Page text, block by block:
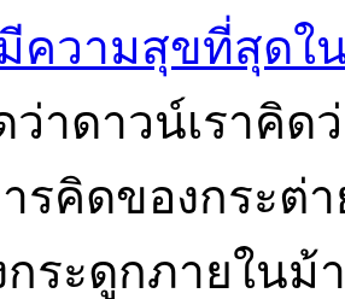
ความสุขที่สุดใ
ว่าดาวน์เราคิ
ารคิดของกระ
ระดูกภายในม้า